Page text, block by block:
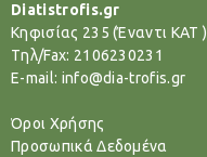
Diatistrofis.gr
Κηφισίας 235 (Έναντι ΚΑΤ
Tηλ/Fax: 2106230231
E-mail: info@dia-trofis.gr
Όροι Χρήσης
Προσωπικά Δεδομένα